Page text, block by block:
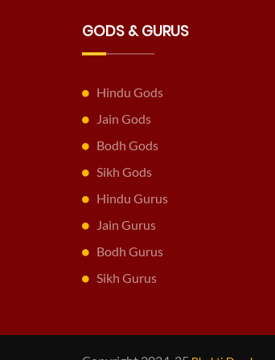
GODS & GURUS
Hindu Gods
Jain Gods
Bodh Gods
Sikh Gods
Hindu Gurus
Jain Gurus
Bodh Gurus
Sikh Gurus